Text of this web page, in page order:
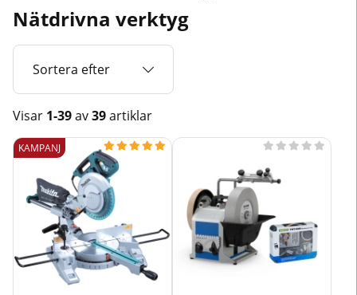
Nätdrivna verktyg
Sortera efter
Visar 1-39av39artiklar
Produkter
KAMPANJ          